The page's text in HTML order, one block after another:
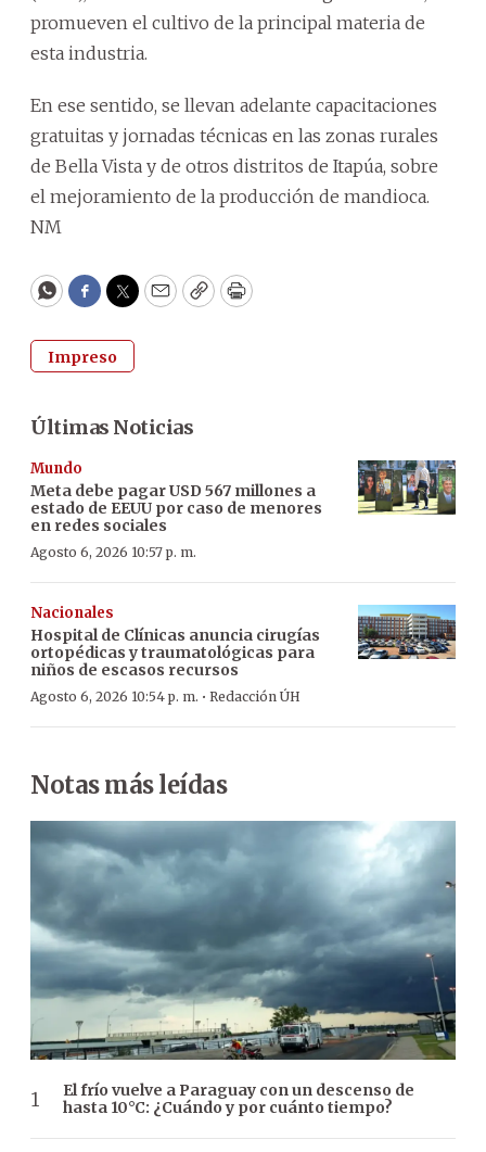
promueven el cultivo de la principal materia de
esta industria.
En ese sentido, se llevan adelante capacitaciones
gratuitas y jornadas técnicas en las zonas rurales
de Bella Vista y de otros distritos de Itapúa, sobre
el mejoramiento de la producción de mandioca.
NM
WhatsApp
Facebook
Twitter
EmailCopyPrint
Impreso
Últimas Noticias
Mundo
Meta debe pagar USD 567 millones a
estado de EEUU por caso de menores
en redes sociales
Agosto 6, 2026 10:57 p. m.
Nacionales
Hospital de Clínicas anuncia cirugías
ortopédicas y traumatológicas para
niños de escasos recursos
Agosto 6, 2026 10:54 p. m. · Redacción ÚH
Notas más leídas
El frío vuelve a Paraguay con un descenso de
hasta 10°C: ¿Cuándo y por cuánto tiempo?